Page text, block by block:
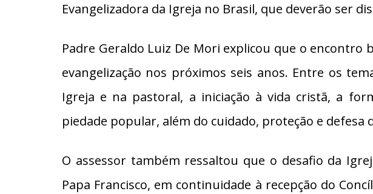
Evangelizadora da Igreja no Brasil, que deverão ser
Padre Geraldo Luiz De Mori explicou que o
evangelização nos próximos seis anos. Entre os
Igreja e na pastoral, a iniciação à vida cristã, a
piedade popular, além do cuidado, proteção e defesa
O assessor também ressaltou que o desafio da
Papa Francisco, em continuidade à recepção do